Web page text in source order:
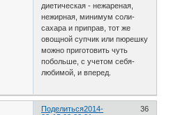
диетическая - нежареная,
нежирная, минимум соли-
сахара и приправ, тот же
овощной супчик или пюрешку
можно приготовить чуть
побольше, с учетом себя-
любимой, и вперед.
Поделиться 36
2014-